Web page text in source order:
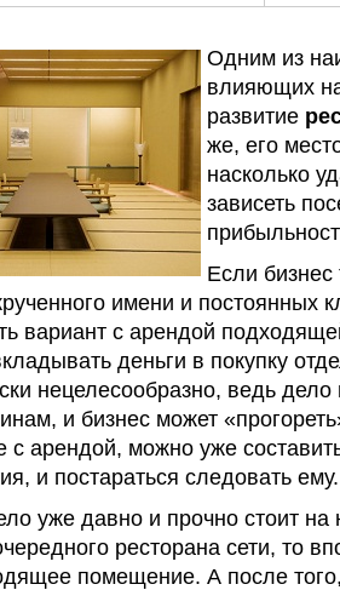
Одним из
влияющих
развитие
же, его
насколько
зависеть
Если бизнес
имени и постоянных
вариант с арендой
деньги в покупку
нецелесообразно, ведь
и бизнес может
с арендой, можно уже
и постараться следовать ему.
уже давно и прочно стоит на
ресторана сети, то
помещение. А после